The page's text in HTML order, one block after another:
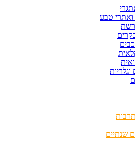
טבע
וגלריות
שנתיים